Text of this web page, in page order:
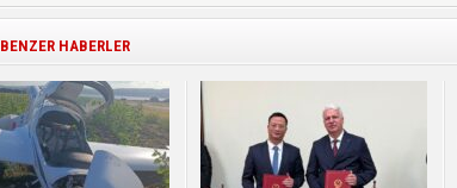
BENZER HABERLER